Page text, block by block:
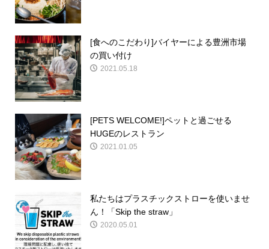
[食へのこだわり]バイヤーによる豊洲市場
の買い付け
2021.05.18
[PETS WELCOME!]ペットと過ごせる
HUGEのレストラン
2021.01.05
私たちはプラスチックストローを使いませ
ん！「Skip the straw」
2020.05.01